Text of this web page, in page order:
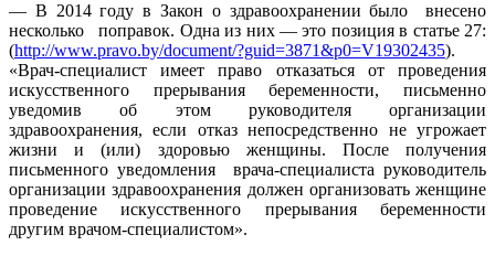
— В 2014 году в Закон о здравоохранении было внесено
несколько поправок. Одна из них — это позиция в статье 27:
(http://www.pravo.by/document/?guid=3871&p0=V19302435).
«Врач-специалист имеет право отказаться от проведения
искусственного прерывания беременности, письменно
уведомив об этом руководителя организации
здравоохранения, если отказ непосредственно не угрожает
жизни и (или) здоровью женщины. После получения
письменного уведомления врача-специалиста руководитель
организации здравоохранения должен организовать женщине
проведение искусственного прерывания беременности
другим врачом-специалистом».